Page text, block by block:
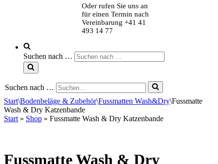
Oder rufen Sie uns an
für einen Termin nach
Vereinbarung +41 41
493 14 77
Suchen nach …
Suchen nach …
Start\Bodenbeläge & Zubehör\Fussmatten Wash&Dry\Fussmatte
Wash & Dry Katzenbande
Start » Shop » Fussmatte Wash & Dry Katzenbande
Fussmatte Wash & Dry